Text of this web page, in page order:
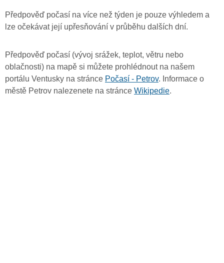
Předpověď počasí na více než týden je pouze výhledem a
lze očekávat její upřesňování v průběhu dalších dní.
Předpověď počasí (vývoj srážek, teplot, větru nebo
oblačnosti) na mapě si můžete prohlédnout na našem
portálu Ventusky na stránce Počasí - Petrov. Informace o
městě Petrov nalezenete na stránce Wikipedie.